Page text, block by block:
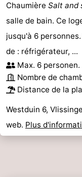
Chaumière Salt and
salle de bain. Ce
jusqu'à 6
de : réfrigérateur, ...
Max. 6 personen.
Nombre de
Distance de la
Westduin 6,
web. Plus